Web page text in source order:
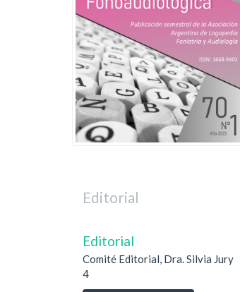
Editorial
Editorial
Comité Editorial, Dra. Silvia Jury
4